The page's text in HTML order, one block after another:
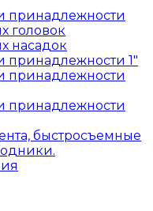
принадлежности
головок
насадок
принадлежности 1"
принадлежности
принадлежности
быстросъемные